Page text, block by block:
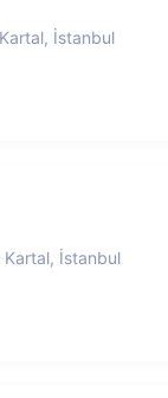
İstanbul
Kartal, İstanbul